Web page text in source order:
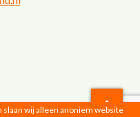
wij alleen anoniem website